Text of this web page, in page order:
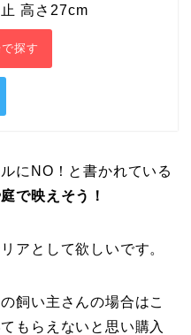
高さ27cm
探す
にNO！と書かれている
で映えそう！
アとして欲しいです。
飼い主さんの場合はこ
もらえないと思い購入